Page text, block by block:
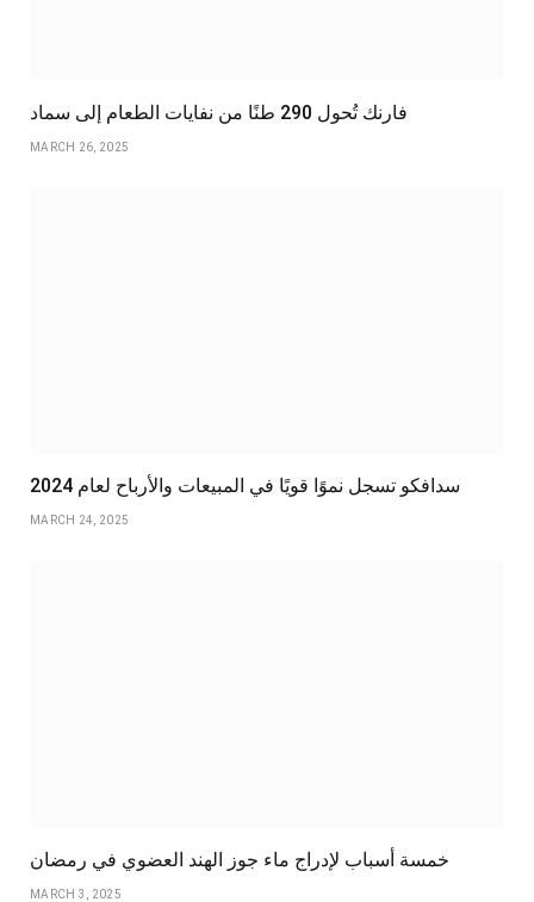
فارنك تُحول 290 طنًا من نفايات الطعام إلى سماد
MARCH 26, 2025
سدافكو تسجل نموًا قويًا في المبيعات والأرباح لعام 2024
MARCH 24, 2025
خمسة أسباب لإدراج ماء جوز الهند العضوي في رمضان
MARCH 3, 2025